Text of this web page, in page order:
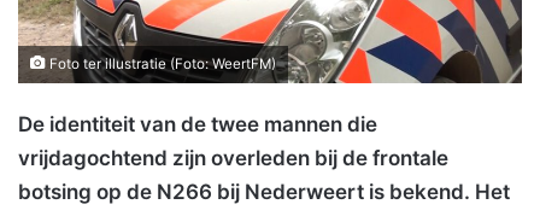
Foto ter illustratie (Foto: WeertFM)
De identiteit van de twee mannen die
vrijdagochtend zijn overleden bij de frontale
botsing op de N266 bij Nederweert is bekend. Het